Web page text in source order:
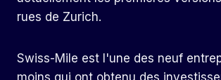
rues de Zurich.
Swiss-Mile est l'une des neuf